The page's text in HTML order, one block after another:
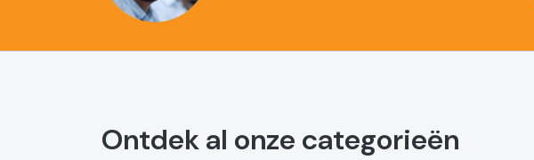
Ontdek al onze categorieën